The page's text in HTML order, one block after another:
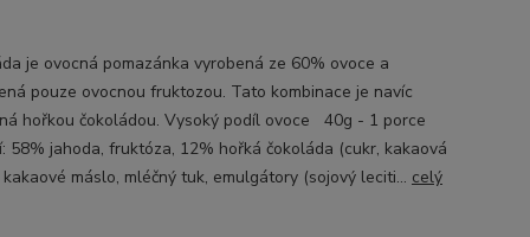
je ovocná pomazánka vyrobená ze 60% ovoce a
pouze ovocnou fruktozou. Tato kombinace je navíc
hořkou čokoládou. Vysoký podíl ovoce 40g - 1 porce
58% jahoda, fruktóza, 12% hořká čokoláda (cukr, kakaová
kakaové máslo, mléčný tuk, emulgátory (sojový leciti... celý